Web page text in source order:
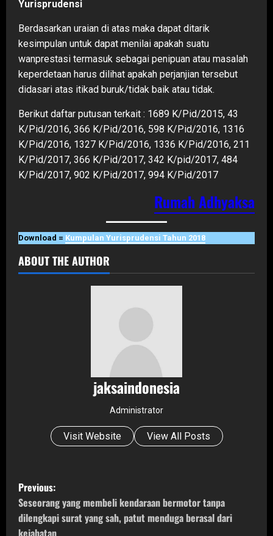
Yurisprudensi
Berdasarkan uraian di atas maka dapat ditarik
kesimpulan untuk dapat menilai apakah suatu
wanprestasi termasuk sebagai penipuan atau masalah
keperdetaan harus dilihat apakah perjanjian tersebut
didasari atas itikad buruk/tidak baik atau tidak.
Berikut daftar putusan terkait : 1689 K/Pid/2015, 43
K/Pid/2016, 366 K/Pid/2016, 598 K/Pid/2016, 1316
K/Pid/2016, 1327 K/Pid/2016, 1336 K/Pid/2016, 211
K/Pid/2017, 366 K/Pid/2017, 342 K/pid/2017, 484
K/Pid/2017, 902 K/Pid/2017, 994 K/Pid/2017
Rumah Adhyaksa
Download = Kumpulan Yurisprudensi Tahun 2018
ABOUT THE AUTHOR
jaksaindonesia
Administrator
Visit Website View All Posts
P
o
Previous:
Seseorang yang membeli kendaraan bermotor tanpa
dilengkapi surat yang sah, patut menduga berasal dari
kejahatan